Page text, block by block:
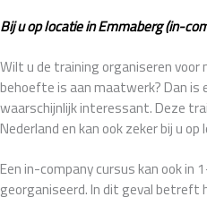
Bij u op locatie in Emmaberg (in-
Wilt u de training organiseren voor
behoefte is aan maatwerk? Dan is
waarschijnlijk interessant. Deze
Nederland en kan ook zeker bij u
Een in-company cursus kan ook in
georganiseerd. In dit geval